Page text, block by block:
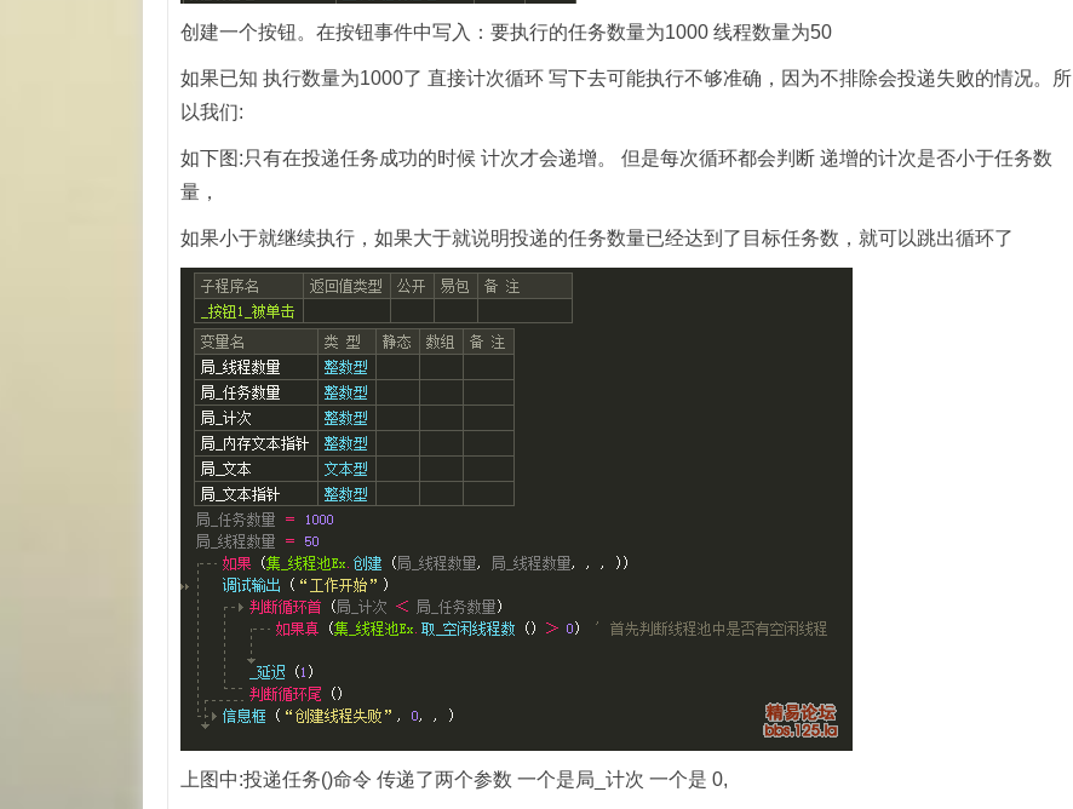
创建一个按钮。在按钮事件中写入：要执行的任务数量为1000 线程数量为50
如果已知 执行数量为1000了 直接计次循环 写下去可能执行不够准确，因为不排除会投递失败的情况。所
以我们:
如下图:只有在投递任务成功的时候 计次才会递增。 但是每次循环都会判断 递增的计次是否小于任务数
量，
如果小于就继续执行，如果大于就说明投递的任务数量已经达到了目标任务数，就可以跳出循环了
上图中:投递任务()命令 传递了两个参数 一个是局_计次 一个是 0,